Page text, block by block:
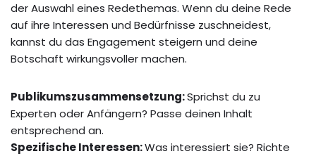
der Auswahl eines Redethemas. Wenn du deine Rede
auf ihre Interessen und Bedürfnisse zuschneidest,
kannst du das Engagement steigern und deine
Botschaft wirkungsvoller machen.
Publikumszusammensetzung:Sprichst du zu
Experten oder Anfängern? Passe deinen Inhalt
entsprechend an.
Spezifische Interessen:Was interessiert sie? Richte